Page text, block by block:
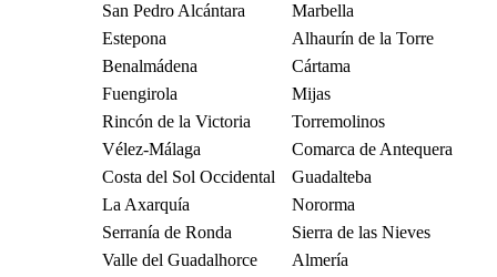
San Pedro Alcántara
Marbella
Estepona
Alhaurín de la Torre
Benalmádena
Cártama
Fuengirola
Mijas
Rincón de la Victoria
Torremolinos
Vélez-Málaga
Comarca de Antequera
Costa del Sol Occidental
Guadalteba
La Axarquía
Nororma
Serranía de Ronda
Sierra de las Nieves
Valle del Guadalhorce
Almería